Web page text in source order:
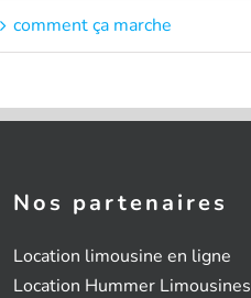
comment ça marche
Nos partenaires
Location limousine en ligne
Location Hummer Limousines